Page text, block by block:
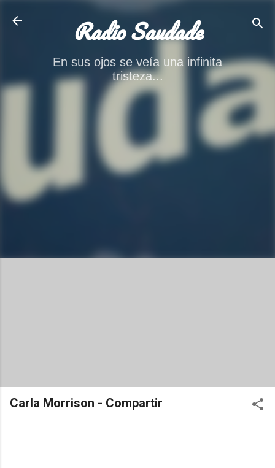
Radio Saudade
En sus ojos se veía una infinita
tristeza...
Carla Morrison - Compartir